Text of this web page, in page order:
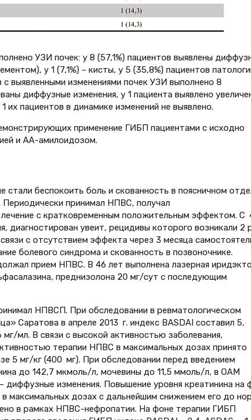
УЗИ почек: у 8 (57,1%) пациентов выявлены
у 1 (7,1%) – кисты, у 5 (35,8%) пациентов
выявленными изменениями почек УЗИ выполнено 8
диффузные изменения, у 1 пациента выявлено
их пациентов в динамике изменений не выявлено.
применение ГИБП пациентами с исходно
и АА-амилоидозом.
беспокоить боль и скованность в поясничном
Периодически принимал НПВС, получал
с кратковременным положительным эффектом. C
диагностирован увеит, рецидивы которого возникали 2
с отсутствием эффекта через 3 месяца
болевого синдрома и скованность в позвоночнике.
прием НПВС. В 46 лет выполнена лазерная
преднизолона 20 мг/сут с последующим
НПВСП. При обследовании в ревматологическом
Саратова в апреле 2013 г. индекс BASDAI составил 5,
мл. В связи с высокой активностью заболевания,
терапии НПВС в максимальных дозах принято
5 мг/кг (400 мг). При обследовании перед введением
до 142,7 мкмоль/л, мочевины до 11,5 ммоль/л, в ОАМ
диффузные изменения. Повышение уровня креатинина на
максимальных дозах с дальнейшим снижением его до
в рамках НПВС-нефропатии. На фоне терапии ГИБП